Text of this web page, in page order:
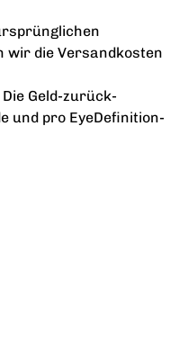
wir die Versandkosten
Die Geld-zurück-
und pro EyeDefinition-